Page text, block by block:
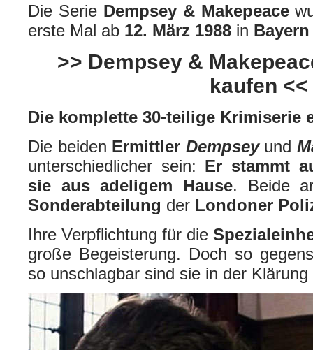
Die Serie Dempsey & Makepeace
erste Mal ab 12. März 1988 in Bayern
>> Dempsey &
kaufen <<
Die komplette 30-teilige Krimiserie
Die beiden Ermittler Dempsey und
unterschiedlicher sein: Er stammt
sie aus adeligem Hause. Beide
Sonderabteilung der Londoner
Ihre Verpflichtung für die
große Begeisterung. Doch so
so unschlagbar sind sie in der